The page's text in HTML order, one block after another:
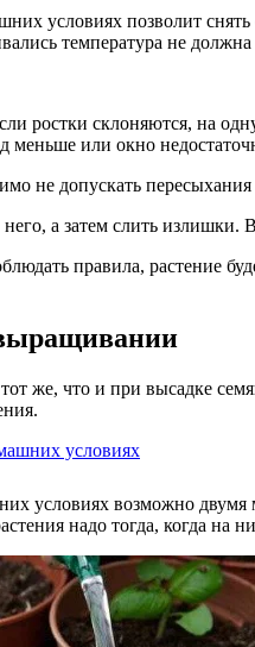
условиях позволит
температура не
ростки склоняются, на
меньше или окно
не допускать
а затем слить
правила, растение
тот же, что и при высадке
условиях
условиях возможно
надо тогда, когда на